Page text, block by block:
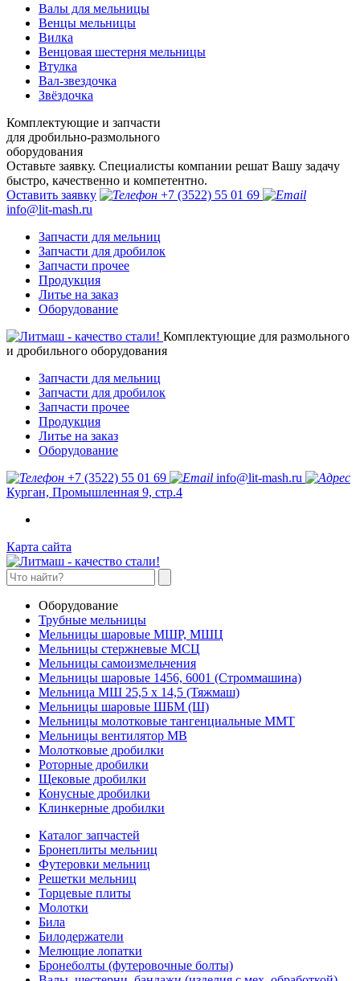
Валы для мельницы
Венцы мельницы
Вилка
Венцовая шестерня мельницы
Втулка
Вал-звездочка
Звёздочка
Комплектующие и запчасти
для дробильно-размольного
оборудования
Оставьте заявку. Специалисты компании решат Вашу задачу
быстро, качественно и компетентно.
Оставить заявку
+7 (3522) 55 01 69
info@lit-mash.ru
Запчасти для мельниц
Запчасти для дробилок
Запчасти прочее
Продукция
Литье на заказ
Оборудование
Комплектующие для размольного
и дробильного оборудования
Запчасти для мельниц
Запчасти для дробилок
Запчасти прочее
Продукция
Литье на заказ
Оборудование
+7 (3522) 55 01 69
info@lit-mash.ru
Курган, Промышленная 9, стр.4
Карта сайта
Оборудование
Трубные мельницы
Мельницы шаровые МШР, МШЦ
Мельницы стержневые МСЦ
Мельницы самоизмельчения
Мельницы шаровые 1456, 6001 (Строммашина)
Мельница МШ 25,5 х 14,5 (Тяжмаш)
Мельницы шаровые ШБМ (Ш)
Мельницы молотковые тангенциальные ММТ
Мельницы вентилятор МВ
Молотковые дробилки
Роторные дробилки
Щековые дробилки
Конусные дробилки
Клинкерные дробилки
Каталог запчастей
Бронеплиты мельниц
Футеровки мельниц
Решетки мельниц
Торцевые плиты
Молотки
Била
Билодержатели
Мелющие лопатки
Бронеболты (футеровочные болты)